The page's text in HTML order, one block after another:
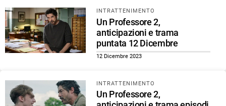
INTRATTENIMENTO
Un Professore 2,
anticipazioni e trama
puntata 12 Dicembre
12 Dicembre 2023
INTRATTENIMENTO
Un Professore 2,